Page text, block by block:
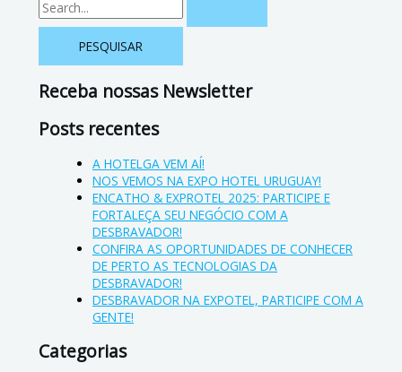
Receba nossas Newsletter
Posts recentes
A HOTELGA VEM AÍ!
NOS VEMOS NA EXPO HOTEL URUGUAY!
ENCATHO & EXPROTEL 2025: PARTICIPE E
FORTALEÇA SEU NEGÓCIO COM A
DESBRAVADOR!
CONFIRA AS OPORTUNIDADES DE CONHECER
DE PERTO AS TECNOLOGIAS DA
DESBRAVADOR!
DESBRAVADOR NA EXPOTEL, PARTICIPE COM A
GENTE!
Categorias